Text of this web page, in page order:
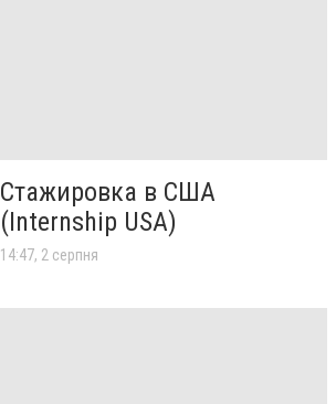
Стажировка в США
(Internship USA)
14:47, 2 серпня